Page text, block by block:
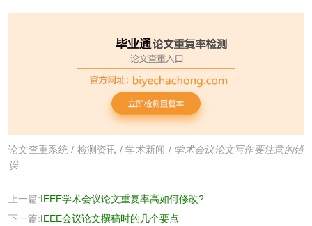
论文查重系统/ 检测资讯 /学术新闻 / 学术会议论文写作要注意的错
误
上一篇:IEEE学术会议论文重复率高如何修改?
下一篇:IEEE会议论文撰稿时的几个要点